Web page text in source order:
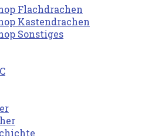
Flachdrachen
Kastendrachen
Sonstiges